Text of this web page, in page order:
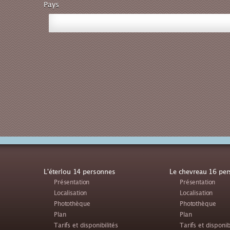
Pays
L'éterlou 14 personnes
Présentation
Localisation
Photothèque
Plan
Tarifs et disponibilités
Le chevreau 16
Présentation
Localisation
Photothèque
Plan
Tarifs et